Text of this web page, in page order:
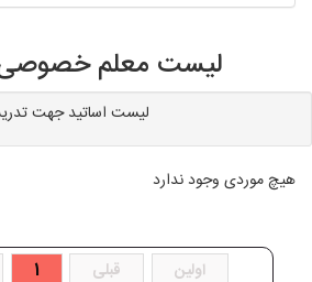
لیست معلم خصوصی
لیست اساتید جهت
هیچ موردی وجود ندارد
اولین قبلی 1